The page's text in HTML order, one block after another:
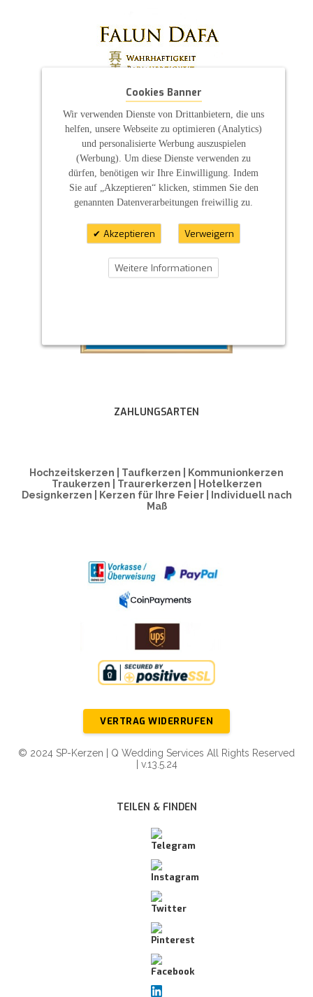
ZAHLUNGSARTEN
Hochzeitskerzen | Taufkerzen | Kommunionkerzen
Traukerzen | Traurerkerzen | Hotelkerzen
Designkerzen | Kerzen für Ihre Feier | Individuell nach
Maß
VERTRAG WIDERRUFEN
© 2024 SP-Kerzen | Q Wedding Services All Rights Reserved
| v.13.5.24
TEILEN & FINDEN
Cookies Banner
Wir verwenden Dienste von Drittanbietern, die uns
helfen, unsere Webseite zu optimieren (Analytics)
und personalisierte Werbung auszuspielen
(Werbung). Um diese Dienste verwenden zu
dürfen, benötigen wir Ihre Einwilligung. Indem
Sie auf „Akzeptieren“ klicken, stimmen Sie den
genannten Datenverarbeitungen freiwillig zu.
Akzeptieren Verweigern
Weitere Informationen